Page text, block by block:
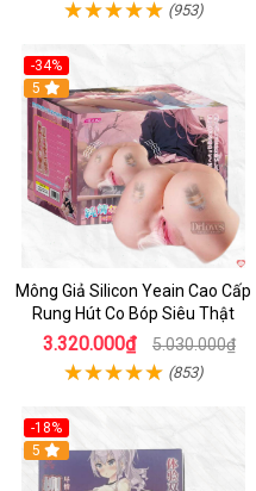
(953)
-34%
Hot
5
Mông Giả Silicon Yeain Cao Cấp
Rung Hút Co Bóp Siêu Thật
3.320.000₫ 5.030.000₫
(853)
-18%
5